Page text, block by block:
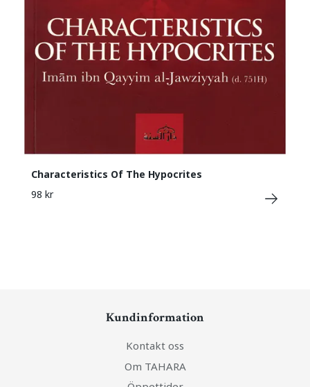
Characteristics Of The Hypocrites
98 kr
Kundinformation
Kontakt oss
Om TAHARA